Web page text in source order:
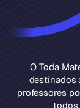
O Toda
destinados
professores
todos